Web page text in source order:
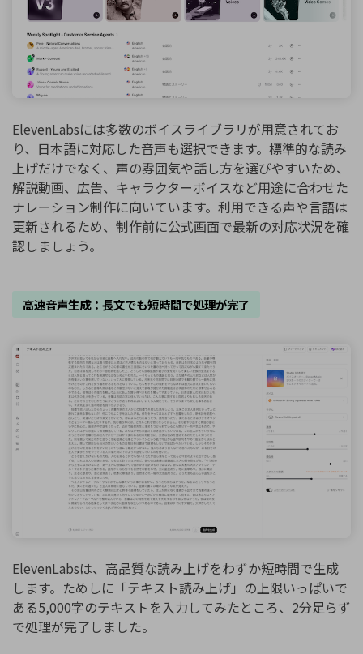
ElevenLabsには多数のボイスライブラリが用意されてお
り、日本語に対応した音声も選択できます。標準的な読み
上げだけでなく、声の雰囲気や話し方を選びやすいため、
解説動画、広告、キャラクターボイスなど用途に合わせた
ナレーション制作に向いています。利用できる声や言語は
更新されるため、制作前に公式画面で最新の対応状況を確
認しましょう。
高速音声生成：長文でも短時間で処理が完了
ElevenLabsは、高品質な読み上げをわずか短時間で生成
します。ためしに「テキスト読み上げ」の上限いっぱいで
ある5,000字のテキストを入力してみたところ、2分足らず
で処理が完了しました。